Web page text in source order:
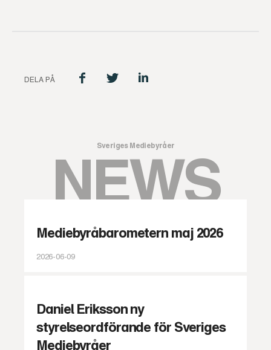
DELA PÅ
Sveriges Mediebyråer
NEWS
Mediebyråbarometern maj 2026
2026-06-09
Daniel Eriksson ny
styrelseordförande för Sveriges
Mediebyråer